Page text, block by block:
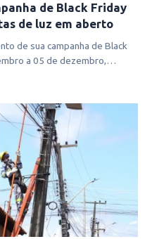
de Black Friday
de luz em aberto
de sua campanha de Black
a 05 de dezembro,